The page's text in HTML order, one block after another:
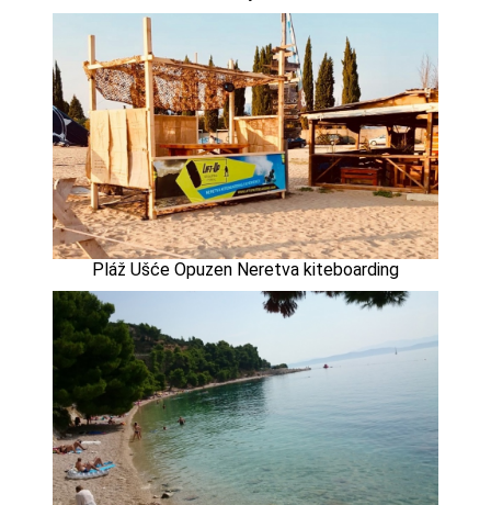
Pláž Ušće Opuzen Neretva kiteboarding